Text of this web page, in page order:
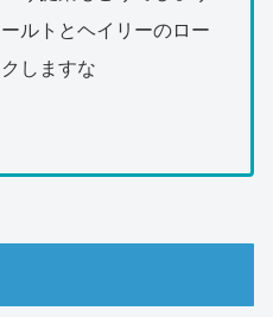
ルトとヘイリーのロー
しますな